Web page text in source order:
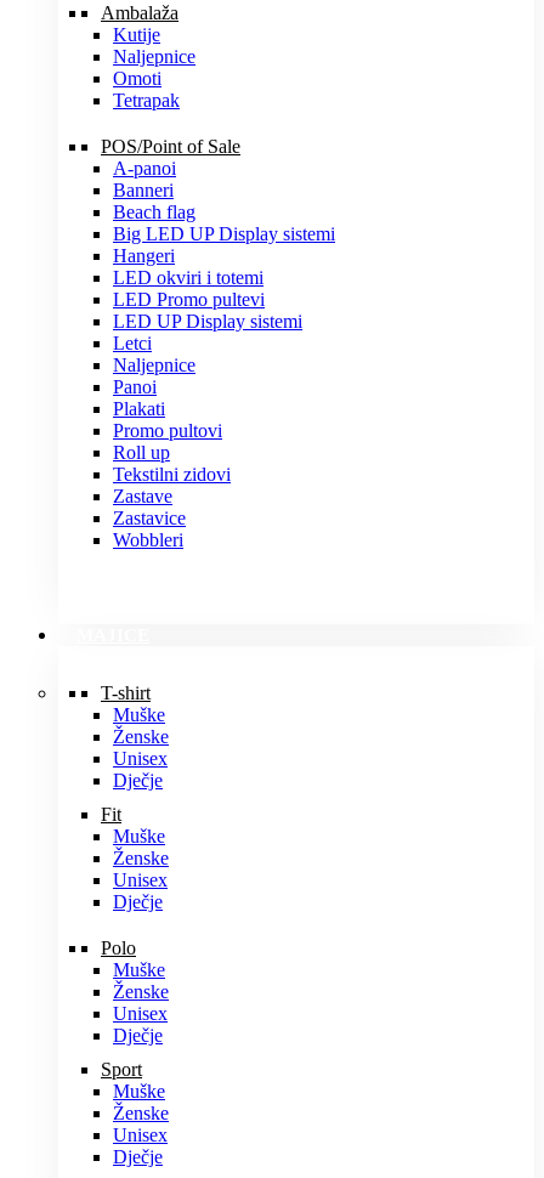
Ambalaža
Kutije
Naljepnice
Omoti
Tetrapak
POS/Point of Sale
A-panoi
Banneri
Beach flag
Big LED UP Display sistemi
Hangeri
LED okviri i totemi
LED Promo pultevi
LED UP Display sistemi
Letci
Naljepnice
Panoi
Plakati
Promo pultovi
Roll up
Tekstilni zidovi
Zastave
Zastavice
Wobbleri
T-shirt
Muške
Ženske
Unisex
Dječje
Fit
Muške
Ženske
Unisex
Dječje
Polo
Muške
Ženske
Unisex
Dječje
Sport
Muške
Ženske
Unisex
Dječje